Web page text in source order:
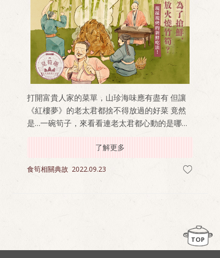
打開富貴人家的菜單，山珍海味應有盡有 但讓
《紅樓夢》的老太君都捨不得放過的好菜 竟然
是…一碗筍子，來看看連老太君都心動的是哪道
菜
了解更多
食筍相關典故 2022.09.23
TOP